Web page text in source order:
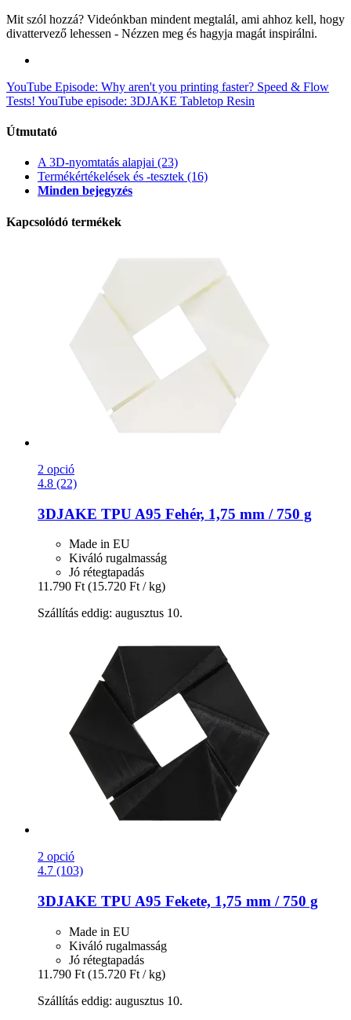
Mit szól hozzá? Videónkban mindent megtalál, ami ahhoz kell, hogy
divattervező lehessen - Nézzen meg és hagyja magát inspirálni.
YouTube Episode: Why aren't you printing faster? Speed & Flow
Tests! YouTube episode: 3DJAKE Tabletop Resin
Útmutató
A 3D-nyomtatás alapjai (23)
Termékértékelések és -tesztek (16)
Minden bejegyzés
Kapcsolódó termékek
2 opció
4.8 (22)
3DJAKE TPU A95 Fehér, 1,75 mm / 750 g
Made in EU
Kiváló rugalmasság
Jó rétegtapadás
11.790 Ft (15.720 Ft / kg)
Szállítás eddig: augusztus 10.
2 opció
4.7 (103)
3DJAKE TPU A95 Fekete, 1,75 mm / 750 g
Made in EU
Kiváló rugalmasság
Jó rétegtapadás
11.790 Ft (15.720 Ft / kg)
Szállítás eddig: augusztus 10.